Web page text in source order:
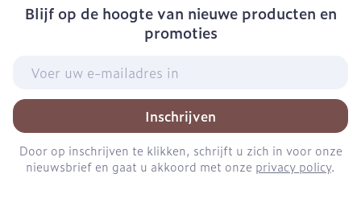
Blijf op de hoogte van nieuwe producten en
promoties
Inschrijven
Door op inschrijven te klikken, schrijft u zich in voor onze
nieuwsbrief en gaat u akkoord met onze privacy policy.